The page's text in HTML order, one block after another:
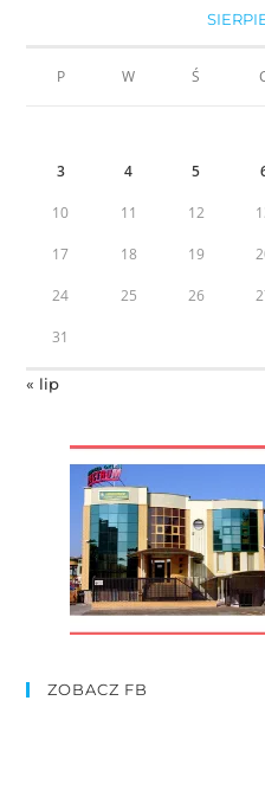
P W Ś
3 4 5
10 11 12
17 18 19
24 25 26
31
« lip
ZOBACZ FB